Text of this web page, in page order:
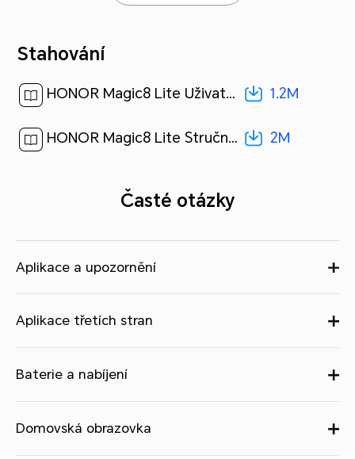
Stahování
HONOR Magic8 Lite Uživatelská příručka-(MagicOS 9.0_01,cs)[ 1.2M ] 1.2M
HONOR Magic8 Lite Stručný návod k obsluze-(Magic OS 9.0_01,MTN-NX1M,cs)[ 2M ] 2M
Časté otázky
Aplikace a upozornění
Aplikace třetích stran
Baterie a nabíjení
Domovská obrazovka